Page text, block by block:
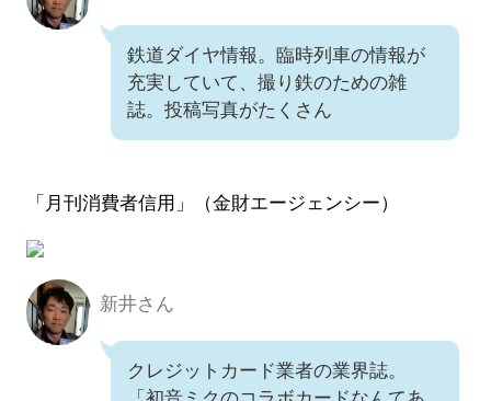
鉄道ダイヤ情報。臨時列車の情報が
充実していて、撮り鉄のための雑
誌。投稿写真がたくさん
「月刊消費者信用」（金財エージェンシー）
新井さん
新井さん
クレジットカード業者の業界誌。